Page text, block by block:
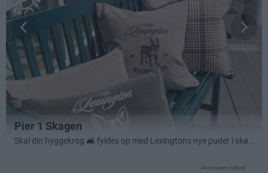
Annonceret indhold